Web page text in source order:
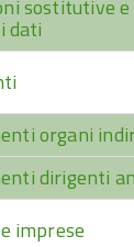
sostitutive e
dati
organi
dirigenti
imprese